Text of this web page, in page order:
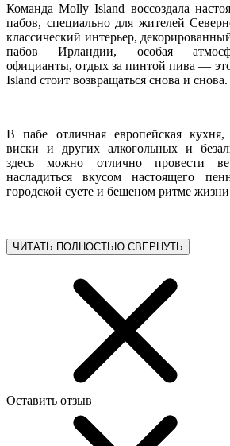
Команда Molly Island воссоздала
пабов, специально для жителей
классический интерьер,
пабов Ирландии, особая
официанты, отдых за пинтой пива —
Island стоит возвращаться снова и снова.
В пабе отличная европейская
виски и других алкогольных и
здесь можно отлично провести
насладиться вкусом настоящего
городской суете и бешеном ритме
ЧИТАТЬ ПОЛНОСТЬЮ СВЕРНУТЬ
Оставить отзыв